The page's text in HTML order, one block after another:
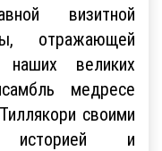
визитной
отражающей
наших великих
медресе
своими
историей и